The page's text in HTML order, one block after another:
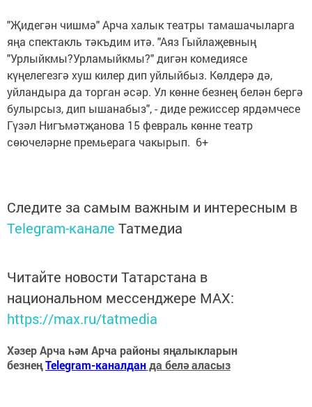
"Җидегән чишмә" Арча халык театры тамашачыларга
яңа спектакль тәкъдим итә. "Аяз Гыйлаҗевның
"Урлыйкмы?Урламыйкмы?" дигән комедиясе
күңелегезгә хуш килер дип уйлыйбыз. Көлдерә дә,
уйландыра да торган әсәр. Ул көнне безнең белән бергә
булырсыз, дип ышанабыз", - диде режиссер ярдәмчесе
Гүзәл Нигъмәтҗанова 15 февраль көнне театр
сөючеләрне премьерага чакырып. 6+
Следите за самым важным и интересным в
Telegram-канале Татмедиа
Читайте новости Татарстана в
национальном мессенджере MАХ:
https://max.ru/tatmedia
Хәзер Арча һәм Арча районы яңалыкларын
безнеңTelegram-каналданда белә аласыз